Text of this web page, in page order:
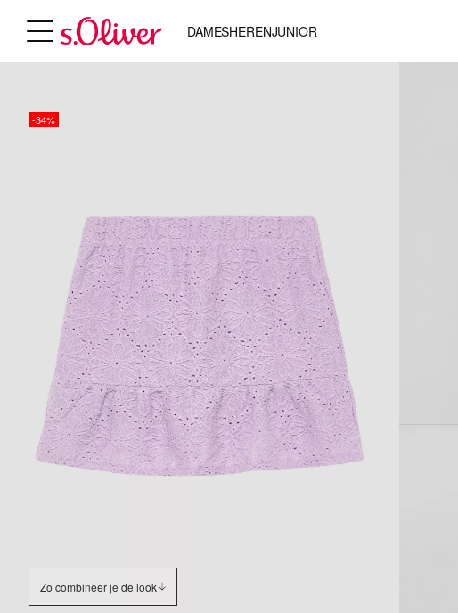
DAMESHERENJUNIOR
-34%
Zo combineer je de look